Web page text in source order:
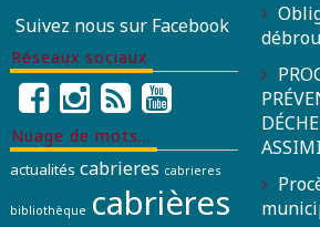
Suivez nous sur Facebook
Réseaux sociaux
Nuage de mots…
actualités cabrieres cabrieres
bibliothèque cabrières